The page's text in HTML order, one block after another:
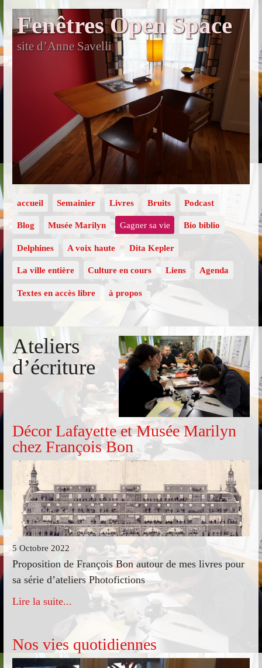
Fenêtres Open Space
site d’Anne Savelli
accueil Semainier Livres Bruits Podcast
Blog Musée Marilyn Gagner sa vie Bio biblio
Delphines A voix haute Dita Kepler
La ville entière Culture en cours Liens Agenda
Textes en accès libre à propos
Ateliers
d’écriture
Décor Lafayette et Musée Marilyn
chez François Bon
5 Octobre 2022
Proposition de François Bon autour de mes livres pour
sa série d’ateliers Photofictions
Lire la suite...
Nos vies quotidiennes